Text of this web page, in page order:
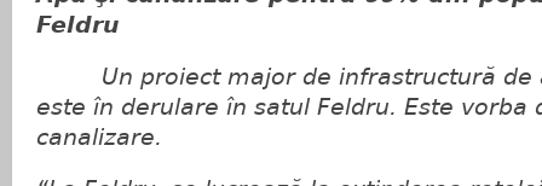
Feldru
Un proiect major de infrastructură de
este în derulare în satul Feldru. Este vorba
canalizare.